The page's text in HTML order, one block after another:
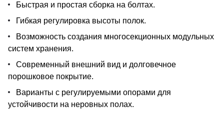
Быстрая и простая сборка на болтах.
Гибкая регулировка высоты полок.
Возможность создания многосекционных модульных
систем хранения.
Современный внешний вид и долговечное
порошковое покрытие.
Варианты с регулируемыми опорами для
устойчивости на неровных полах.